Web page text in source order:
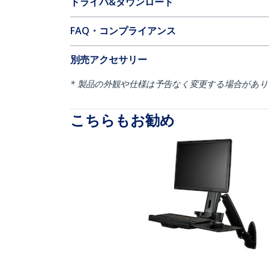
FAQ・コンプライアンス
別売アクセサリー
* 製品の外観や仕様は予告なく変更する場合があ
こちらもお勧め